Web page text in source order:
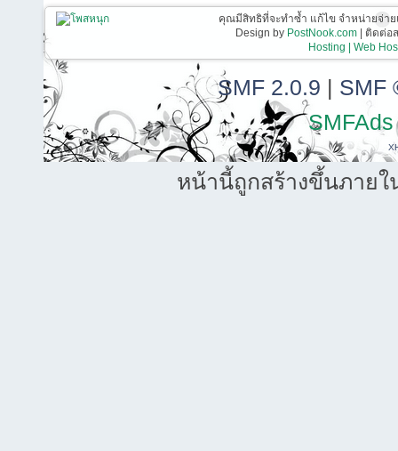
คุณมีสิทธิที่จะทำซ้ำ แก้ไข จำหน่ายจ่า
Design by PostNook.com| ติดต่อส
Hosting | Web
SMF 2.0.9 | SMF
SMFAds
หน้านี้ถูกสร้างขึ้นภายใ